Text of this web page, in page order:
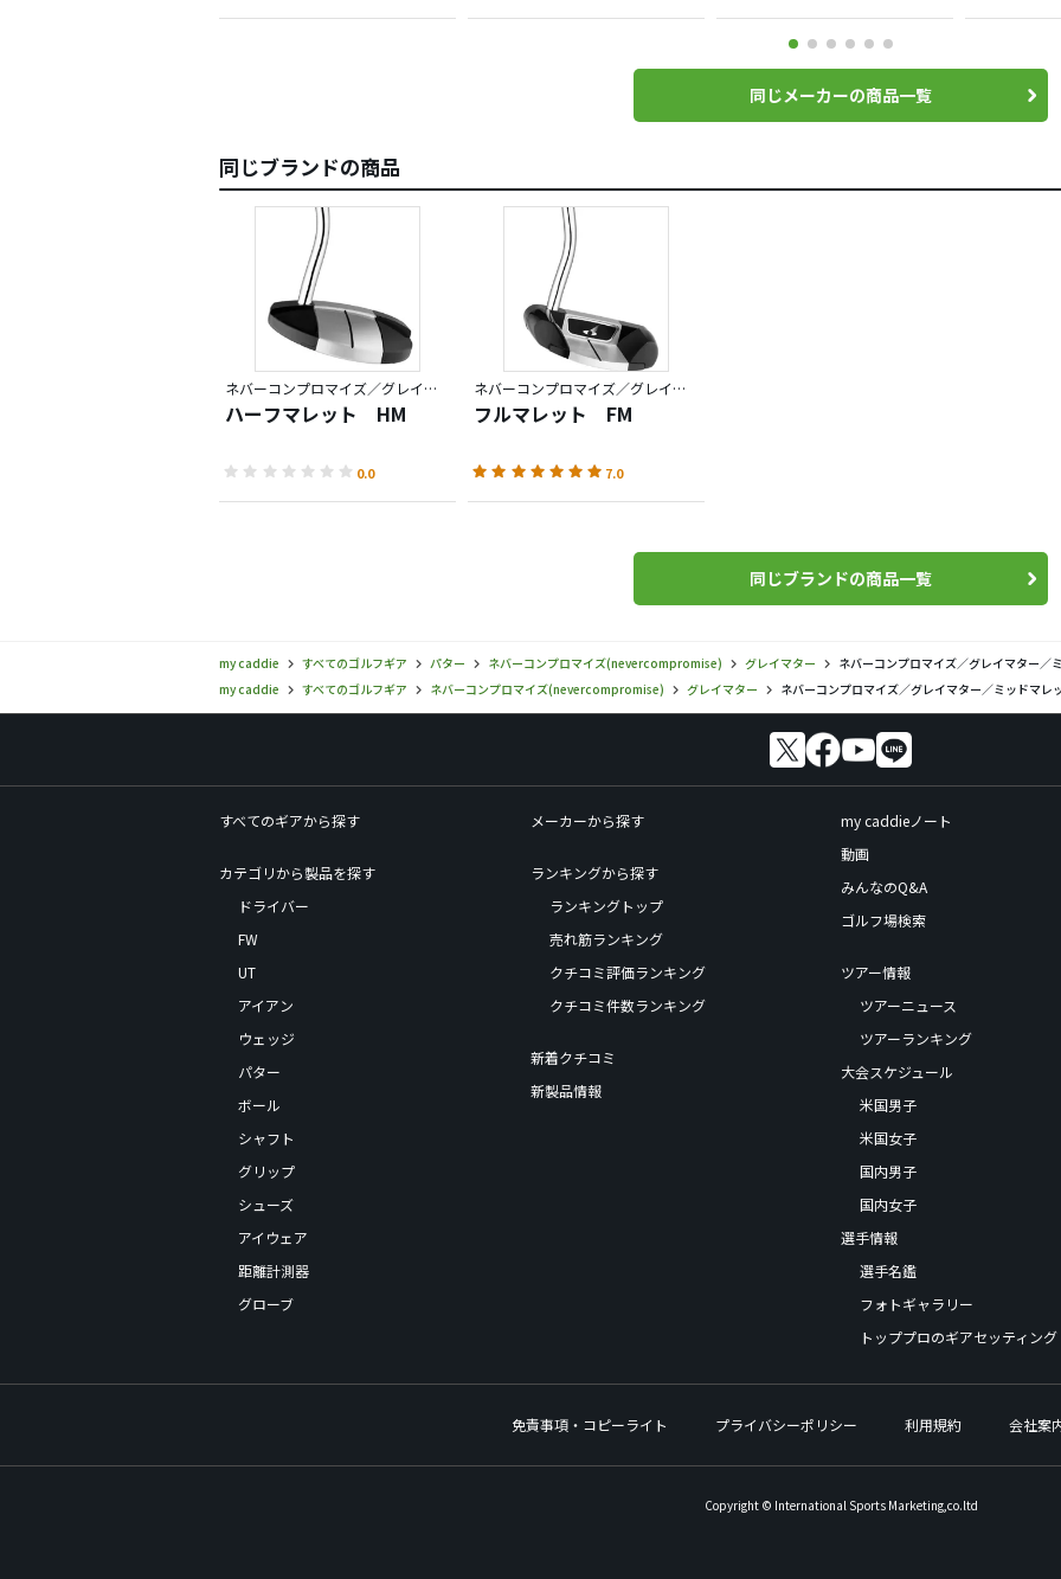
同じメーカーの商品一覧
同じブランドの商品
ネバーコンプロマイズ／グレイマター
ハーフマレット HM
0.0
ネバーコンプロマイズ／グレイマター
フルマレット FM
7.0
同じブランドの商品一覧
my caddie すべてのゴルフギア パター ネバーコンプロマイズ(nevercompromise) グレイマター
ネバーコンプロマイズ／グレイマター
my caddie
すべてのゴルフギア ネバーコンプロマイズ(nevercompromise) グレイマター ネバーコンプロマイズ／グレイマター／ミッドマ
すべてのギアから探す
カテゴリから製品を探す
ドライバー
FW
UT
アイアン
ウェッジ
パター
ボール
シャフト
グリップ
シューズ
アイウェア
距離計測器
グローブ
メーカーから探す
ランキングから探す
ランキングトップ
売れ筋ランキング
クチコミ評価ランキング
クチコミ件数ランキング
新着クチコミ
新製品情報
my caddieノート
動画
みんなのQ&A
ゴルフ場検索
ツアー情報
ツアーニュース
ツアーランキング
大会スケジュール
米国男子
米国女子
国内男子
国内女子
選手情報
選手名鑑
フォトギャラリー
トッププロのギアセッティング
免責事項・コピーライト プライバシーポリシー 利用規約 会社案
Copyright © International Sports Marketing,co.ltd